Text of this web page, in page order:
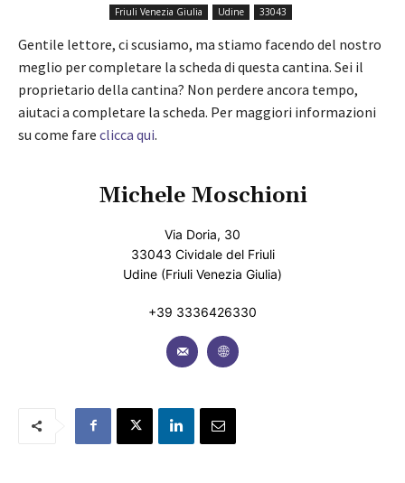
Friuli Venezia Giulia Udine 33043
Gentile lettore, ci scusiamo, ma stiamo facendo del nostro
meglio per completare la scheda di questa cantina. Sei il
proprietario della cantina? Non perdere ancora tempo,
aiutaci a completare la scheda. Per maggiori informazioni
su come fare clicca qui.
Michele Moschioni
Via Doria, 30
33043 Cividale del Friuli
Udine (Friuli Venezia Giulia)
+39 3336426330